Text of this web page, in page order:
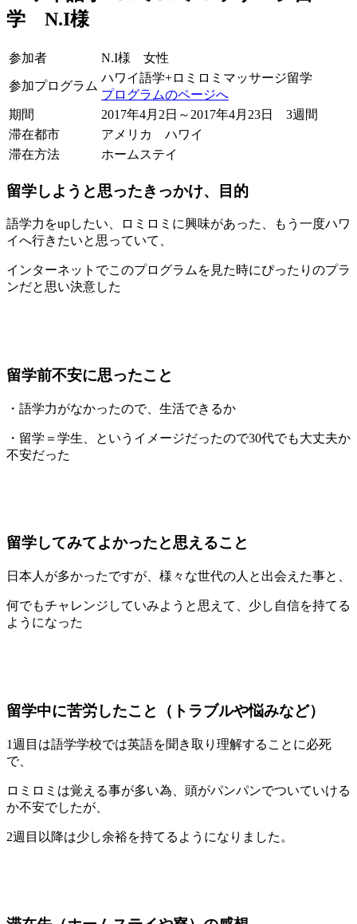
学 N.I様
参加者 N.I様 女性
参加プログラム
ハワイ語学+ロミロミマッサージ留学
プログラムのページへ
期間
2017年4月2日～2017年4月23日 3週間
滞在都市
アメリカ ハワイ
滞在方法
ホームステイ
留学しようと思ったきっかけ、目的
語学力をupしたい、ロミロミに興味があった、もう一度ハワ
イへ行きたいと思っていて、
インターネットでこのプログラムを見た時にぴったりのプラ
ンだと思い決意した
留学前不安に思ったこと
・語学力がなかったので、生活できるか
・留学＝学生、というイメージだったので30代でも大丈夫か
不安だった
留学してみてよかったと思えること
日本人が多かったですが、様々な世代の人と出会えた事と、
何でもチャレンジしていみようと思えて、少し自信を持てる
ようになった
留学中に苦労したこと（トラブルや悩みなど）
1週目は語学学校では英語を聞き取り理解することに必死
で、
ロミロミは覚える事が多い為、頭がパンパンでついていける
か不安でしたが、
2週目以降は少し余裕を持てるようになりました。